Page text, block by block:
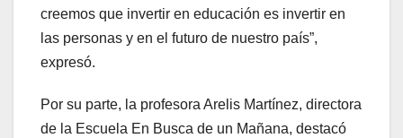
creemos que invertir en educación es invertir en
las personas y en el futuro de nuestro país”,
expresó.
Por su parte, la profesora Arelis Martínez, directora
de la Escuela En Busca de un Mañana, destacó